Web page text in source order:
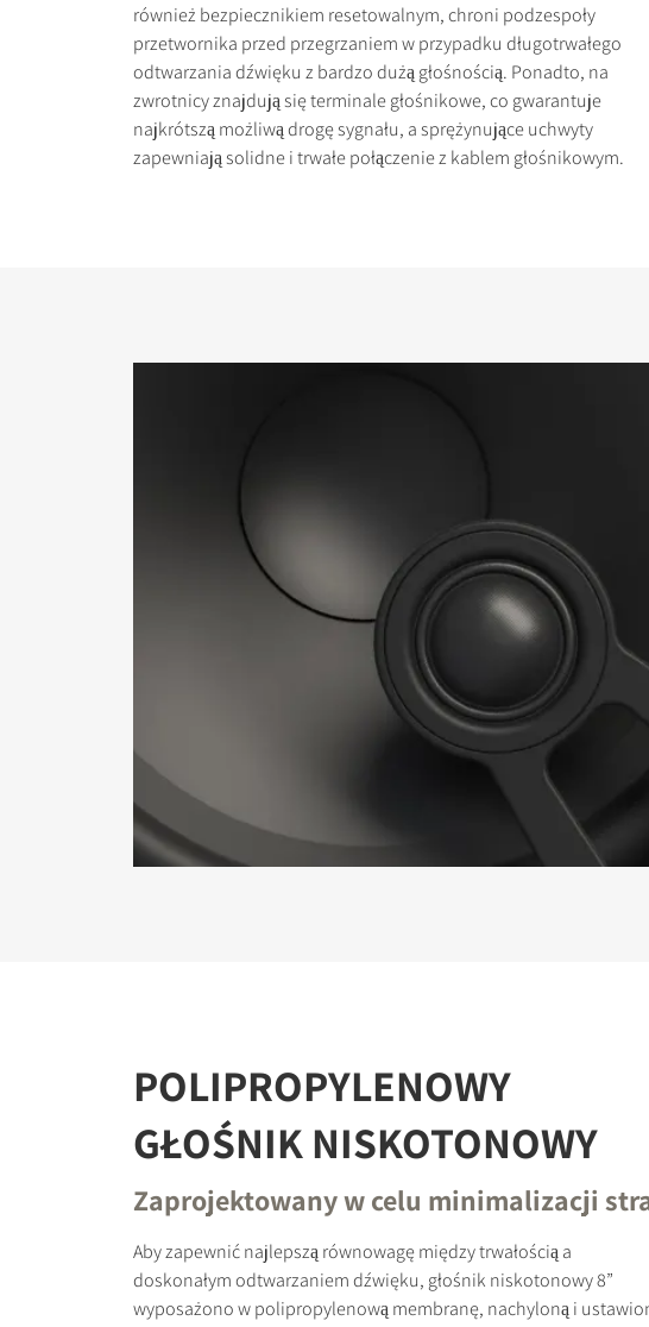
również bezpiecznikiem resetowalnym, chroni podzespoły
przetwornika przed przegrzaniem w przypadku długotrwałego
odtwarzania dźwięku z bardzo dużą głośnością. Ponadto, na
zwrotnicy znajdują się terminale głośnikowe, co gwarantuje
najkrótszą możliwą drogę sygnału, a sprężynujące uchwyty
zapewniają solidne i trwałe połączenie z kablem głośnikowym.
POLIPROPYLENOWY
GŁOŚNIK NISKOTONOWY
Zaprojektowany w celu minimalizacji
Aby zapewnić najlepszą równowagę między trwałością a
doskonałym odtwarzaniem dźwięku, głośnik niskotonowy 8”
wyposażono w polipropylenową membranę, nachyloną i